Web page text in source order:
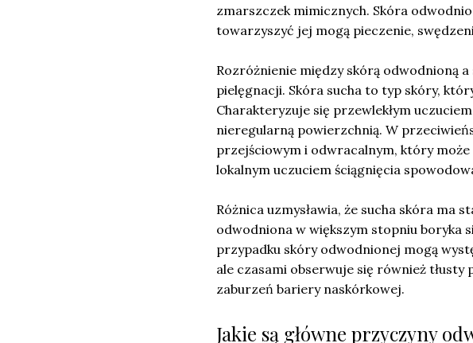
zmarszczek mimicznych. Skóra
towarzyszyć jej mogą pieczenie,
Rozróżnienie między skórą odwodnioną
pielęgnacji. Skóra sucha to typ skóry,
Charakteryzuje się przewlekłym
nieregularną powierzchnią. W
przejściowym i odwracalnym, który
lokalnym uczuciem ściągnięcia
Różnica uzmysławia, że sucha skóra ma
odwodniona w większym stopniu boryka
przypadku skóry odwodnionej mogą
ale czasami obserwuje się również tłusty
zaburzeń bariery naskórkowej.
Jakie są główne przyczyny